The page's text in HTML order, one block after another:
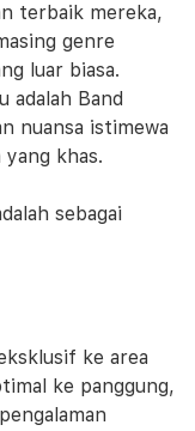
terbaik mereka,
genre
luar biasa.
adalah Band
nuansa istimewa
yang khas.
sebagai
ke area
ke panggung,